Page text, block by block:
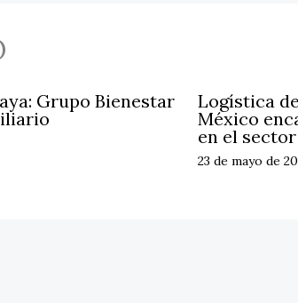
Grupo Bienestar
Logística
México
en el
23 de mayo de